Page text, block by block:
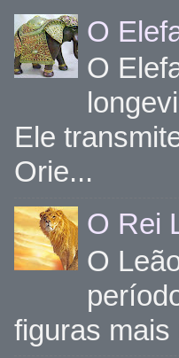
O
O
Ele
Orie...
O Rei
O
figuras mais